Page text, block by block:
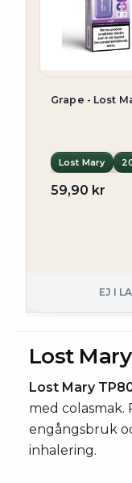
Grape - Lost
Lost Mary
59,90 kr
EJ I
Lost
Lost Mary
med
engångsbruk
inhalering.